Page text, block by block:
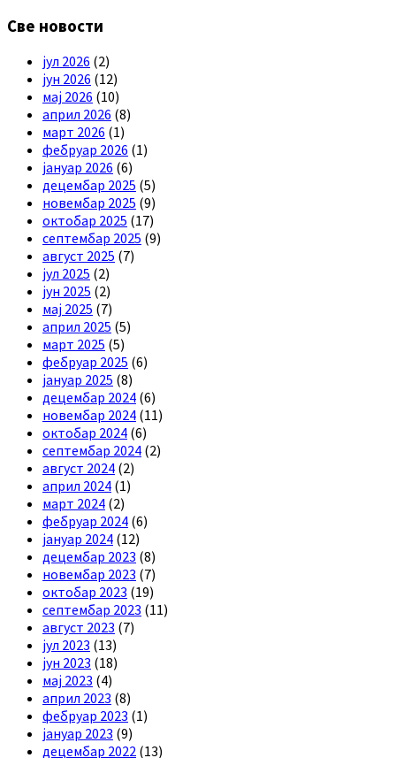
Све новости
јул 2026 (2)
јун 2026 (12)
мај 2026 (10)
април 2026 (8)
март 2026 (1)
фебруар 2026 (1)
јануар 2026 (6)
децембар 2025 (5)
новембар 2025 (9)
октобар 2025 (17)
септембар 2025 (9)
август 2025 (7)
јул 2025 (2)
јун 2025 (2)
мај 2025 (7)
април 2025 (5)
март 2025 (5)
фебруар 2025 (6)
јануар 2025 (8)
децембар 2024 (6)
новембар 2024 (11)
октобар 2024 (6)
септембар 2024 (2)
август 2024 (2)
април 2024 (1)
март 2024 (2)
фебруар 2024 (6)
јануар 2024 (12)
децембар 2023 (8)
новембар 2023 (7)
октобар 2023 (19)
септембар 2023 (11)
август 2023 (7)
јул 2023 (13)
јун 2023 (18)
мај 2023 (4)
април 2023 (8)
фебруар 2023 (1)
јануар 2023 (9)
децембар 2022 (13)